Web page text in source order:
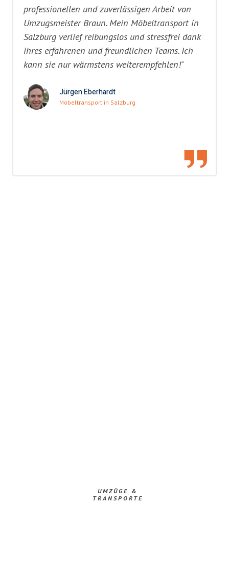
professionellen und zuverlässigen Arbeit von
Umzugsmeister Braun. Mein Möbeltransport in
Salzburg verlief reibungslos und stressfrei dank
ihres erfahrenen und freundlichen Teams. Ich
kann sie nur wärmstens weiterempfehlen!"
Jürgen Eberhardt
Möbeltransport in Salzburg
UMZÜGE &
TRANSPORTE